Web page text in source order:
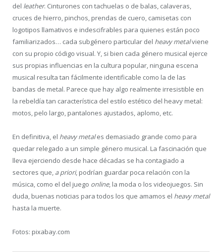
del leather. Cinturones con tachuelas o de balas, calaveras,
cruces de hierro, pinchos, prendas de cuero, camisetas con
logotipos llamativos e indescifrables para quienes están poco
familiarizados… cada subgénero particular del heavy metalviene
con su propio código visual. Y, si bien cada género musical ejerce
sus propias influencias en la cultura popular, ninguna escena
musical resulta tan fácilmente identificable como la de las
bandas de metal. Parece que hay algo realmente irresistible en
la rebeldía tan característica del estilo estético del heavy metal:
motos, pelo largo, pantalones ajustados, aplomo, etc.
En definitiva, el heavy metales demasiado grande como para
quedar relegado a un simple género musical. La fascinación que
lleva ejerciendo desde hace décadas se ha contagiado a
sectores que, a priori, podrían guardar poca relación con la
música, como el del juego online, la moda o los videojuegos. Sin
duda, buenas noticias para todos los que amamos el heavy metal
hasta la muerte.
Fotos: pixabay.com